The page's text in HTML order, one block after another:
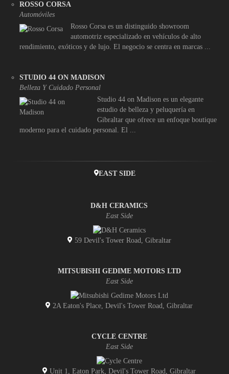
ROSSO CORSA
Automóviles
Rosso Corsa es un distinguido showroom
automotriz especializado en vehículos de alto
rendimiento, exóticos y de lujo. El negocio se centra en marcas ...
STUDIO 44 ON MADISON
Belleza Y Cuidado Personal
Studio 44 on Madison es un elegante
estudio de belleza y peluquería en
Gibraltar que ofrece un enfoque boutique
moderno para el cuidado personal. El ...
EAST SIDE
D&H CERAMICS
East Side
59 Devil's Tower Road, Gibraltar
MITSUBISHI GEDIME MOTORS LTD
East Side
2A Eaton's Place, Devil's Tower Road, Gibraltar
CYCLE CENTRE
East Side
Unit 1, Eaton Park, Devil's Tower Road, Gibraltar